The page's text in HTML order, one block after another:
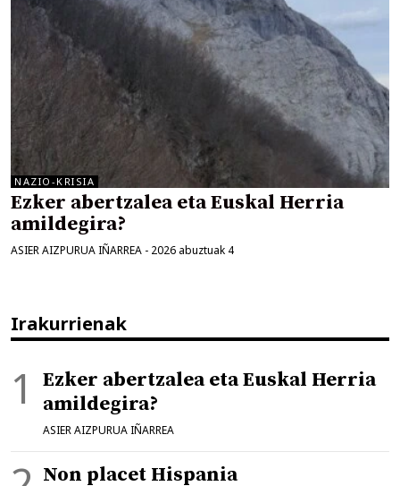
NAZIO-KRISIA
Ezker abertzalea eta Euskal Herria
amildegira?
ASIER AIZPURUA IÑARREA - 2026 abuztuak 4
Irakurrienak
Ezker abertzalea eta Euskal Herria
amildegira?
ASIER AIZPURUA IÑARREA
Non placet Hispania